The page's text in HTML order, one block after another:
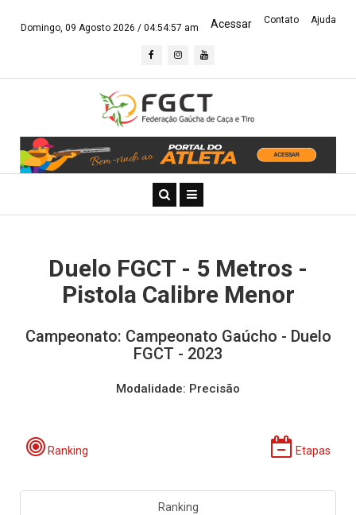
Domingo, 09 Agosto 2026 / 04:54:58 am Acessar Contato Ajuda
Duelo FGCT - 5 Metros -
Pistola Calibre Menor
Campeonato: Campeonato Gaúcho - Duelo
FGCT - 2023
Modalidade: Precisão
Ranking Etapas
Ranking